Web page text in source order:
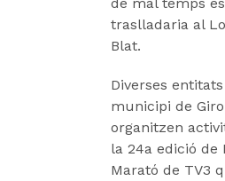
traslladaria al
Blat.
Diverses
municipi de
organitzen
la 24a edició de
Marató de TV3